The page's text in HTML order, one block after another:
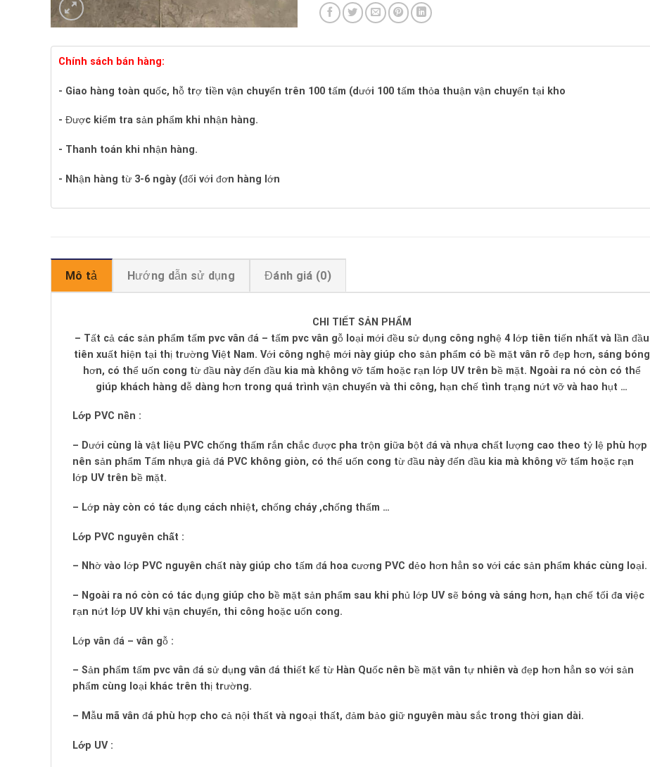
Chính sách bán hàng:
- Giao hàng toàn quốc, hỗ trợ tiền vận chuyển trên 100 tấm (dưới 100 tấm thỏa thuận vận chuyển tại kho
- Được kiểm tra sản phẩm khi nhận hàng.
- Thanh toán khi nhận hàng.
- Nhận hàng từ 3-6 ngày (đối với đơn hàng lớn
Mô tả Đánh giá (0)
Hướng dẫn sử dụng
CHI TIẾT SẢN PHẨM
– Tất cả các sản phẩm tấm pvc vân đá – tấm pvc vân gỗ loại mới đều sử dụng công nghệ 4 lớp tiên tiến nhất và lần đầu
tiên xuất hiện tại thị trường Việt Nam. Với công nghệ mới này giúp cho sản phẩm có bề mặt vân rõ đẹp hơn, sáng bóng
hơn, có thể uốn cong từ đầu này đến đầu kia mà không vỡ tấm hoặc rạn lớp UV trên bề mặt. Ngoài ra nó còn có thể
giúp khách hàng dễ dàng hơn trong quá trình vận chuyển và thi công, hạn chế tình trạng nứt vỡ và hao hụt …
Lớp PVC nền :
– Dưới cùng là vật liệu PVC chống thấm rắn chắc được pha trộn giữa bột đá và nhựa chất lượng cao theo tỷ lệ phù hợp
nên sản phẩm Tấm nhựa giả đá PVC không giòn, có thể uốn cong từ đầu này đến đầu kia mà không vỡ tấm hoặc rạn
lớp UV trên bề mặt.
– Lớp này còn có tác dụng cách nhiệt, chống cháy ,chống thấm …
Lớp PVC nguyên chất :
– Nhờ vào lớp PVC nguyên chất này giúp cho tấm đá hoa cương PVC dẻo hơn hẳn so với các sản phẩm khác cùng loại.
– Ngoài ra nó còn có tác dụng giúp cho bề mặt sản phẩm sau khi phủ lớp UV sẽ bóng và sáng hơn, hạn chế tối đa việc
rạn nứt lớp UV khi vận chuyển, thi công hoặc uốn cong.
Lớp vân đá – vân gỗ :
– Sản phẩm tấm pvc vân đá sử dụng vân đá thiết kế từ Hàn Quốc nên bề mặt vân tự nhiên và đẹp hơn hẳn so với sản
phẩm cùng loại khác trên thị trường.
– Mẫu mã vân đá phù hợp cho cả nội thất và ngoại thất, đảm bảo giữ nguyên màu sắc trong thời gian dài.
Lớp UV :